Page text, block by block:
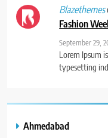
Blazethemes
Fashion
September 29,
Lorem Ipsum
typesetting
Ahmedabad